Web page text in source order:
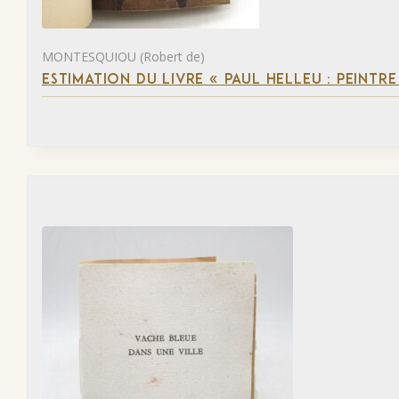
MONTESQUIOU (Robert de)
ESTIMATION DU LIVRE « PAUL HELLEU :